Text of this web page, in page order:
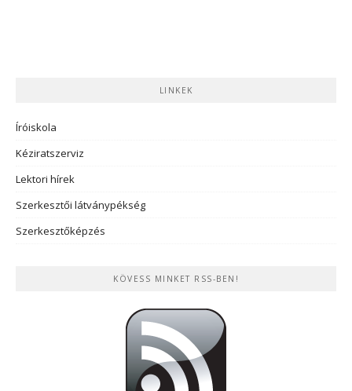
LINKEK
Íróiskola
Kéziratszerviz
Lektori hírek
Szerkesztői látványpékség
Szerkesztőképzés
KÖVESS MINKET RSS-BEN!